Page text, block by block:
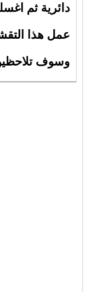
دائرية ثم
عمل هذا
وسوف